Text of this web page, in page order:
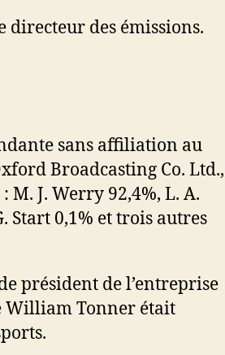
directeur des émissions.
sans affiliation au
Broadcasting Co. Ltd.,
J. Werry 92,4%, L. A.
Start 0,1% et trois autres
président de l’entreprise
William Tonner était